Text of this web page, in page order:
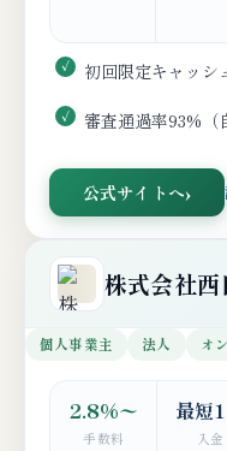
初回限定キャッシ
審査通過率93%（
公式サイトへ
株式会社西
個人事業主 法人 オ
2.8%〜
手数料
最短
入金